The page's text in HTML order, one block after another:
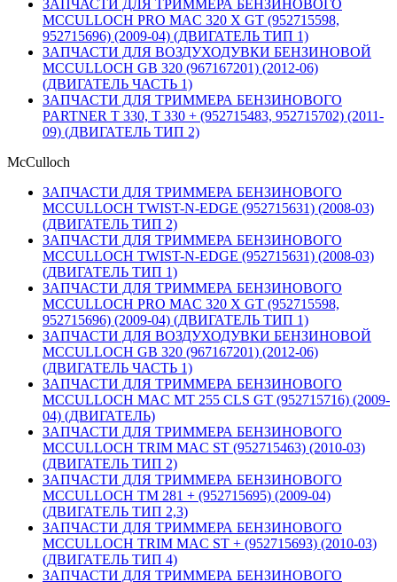
ЗАПЧАСТИ ДЛЯ ТРИММЕРА БЕНЗИНОВОГО
MCCULLOCH PRO MAC 320 X GT (952715598,
952715696) (2009-04) (ДВИГАТЕЛЬ ТИП 1)
ЗАПЧАСТИ ДЛЯ ВОЗДУХОДУВКИ БЕНЗИНОВОЙ
MCCULLOCH GB 320 (967167201) (2012-06)
(ДВИГАТЕЛЬ ЧАСТЬ 1)
ЗАПЧАСТИ ДЛЯ ТРИММЕРА БЕНЗИНОВОГО
PARTNER T 330, T 330 + (952715483, 952715702) (2011-
09) (ДВИГАТЕЛЬ ТИП 2)
McCulloch
ЗАПЧАСТИ ДЛЯ ТРИММЕРА БЕНЗИНОВОГО
MCCULLOCH TWIST-N-EDGE (952715631) (2008-03)
(ДВИГАТЕЛЬ ТИП 2)
ЗАПЧАСТИ ДЛЯ ТРИММЕРА БЕНЗИНОВОГО
MCCULLOCH TWIST-N-EDGE (952715631) (2008-03)
(ДВИГАТЕЛЬ ТИП 1)
ЗАПЧАСТИ ДЛЯ ТРИММЕРА БЕНЗИНОВОГО
MCCULLOCH PRO MAC 320 X GT (952715598,
952715696) (2009-04) (ДВИГАТЕЛЬ ТИП 1)
ЗАПЧАСТИ ДЛЯ ВОЗДУХОДУВКИ БЕНЗИНОВОЙ
MCCULLOCH GB 320 (967167201) (2012-06)
(ДВИГАТЕЛЬ ЧАСТЬ 1)
ЗАПЧАСТИ ДЛЯ ТРИММЕРА БЕНЗИНОВОГО
MCCULLOCH MAC MT 255 CLS GT (952715716) (2009-
04) (ДВИГАТЕЛЬ)
ЗАПЧАСТИ ДЛЯ ТРИММЕРА БЕНЗИНОВОГО
MCCULLOCH TRIM MAC ST (952715463) (2010-03)
(ДВИГАТЕЛЬ ТИП 2)
ЗАПЧАСТИ ДЛЯ ТРИММЕРА БЕНЗИНОВОГО
MCCULLOCH TM 281 + (952715695) (2009-04)
(ДВИГАТЕЛЬ ТИП 2,3)
ЗАПЧАСТИ ДЛЯ ТРИММЕРА БЕНЗИНОВОГО
MCCULLOCH TRIM MAC ST + (952715693) (2010-03)
(ДВИГАТЕЛЬ ТИП 4)
ЗАПЧАСТИ ДЛЯ ТРИММЕРА БЕНЗИНОВОГО